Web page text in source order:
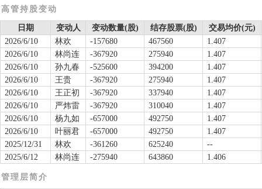
高管持股变动
日期 变动人 变动数量(股) 结存股票(股)
交易均价(元)
2026/6/10
林欢 -157680 467560
1.407
2026/6/10
林尚连 -367920 275940
1.407
2026/6/10
孙九春 -525600 394200
1.407
2026/6/10
王贵 -367920 275940
1.407
2026/6/10
王正初 -367920 337940
1.407
2026/6/10
严炜雷 -367920 310040
1.407
2026/6/10
杨九如 -657000 492750
1.407
2026/6/10
叶丽君 -657000 492750
1.407
2025/12/31
林欢 -361260 625240
--
2025/6/12
林尚连 -275940 643860 1.406
管理层简介